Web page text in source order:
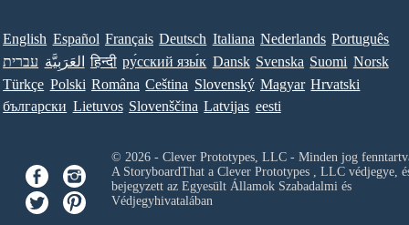
English Español Français Deutsch Italiana Nederlands Português
עברית العَرَبِيَّة हिन्दी ру́сский язы́к Dansk Svenska Suomi Norsk
Türkçe Polski Româna Ceština Slovenský Magyar Hrvatski
български Lietuvos Slovenščina Latvijas eesti
© 2026 - Clever Prototypes, LLC - Minden jog
A StoryboardThat a Clever Prototypes , LLCvédjegye,
bejegyzett az Egyesült Államok Szabadalmi és
Védjegyhivatalában